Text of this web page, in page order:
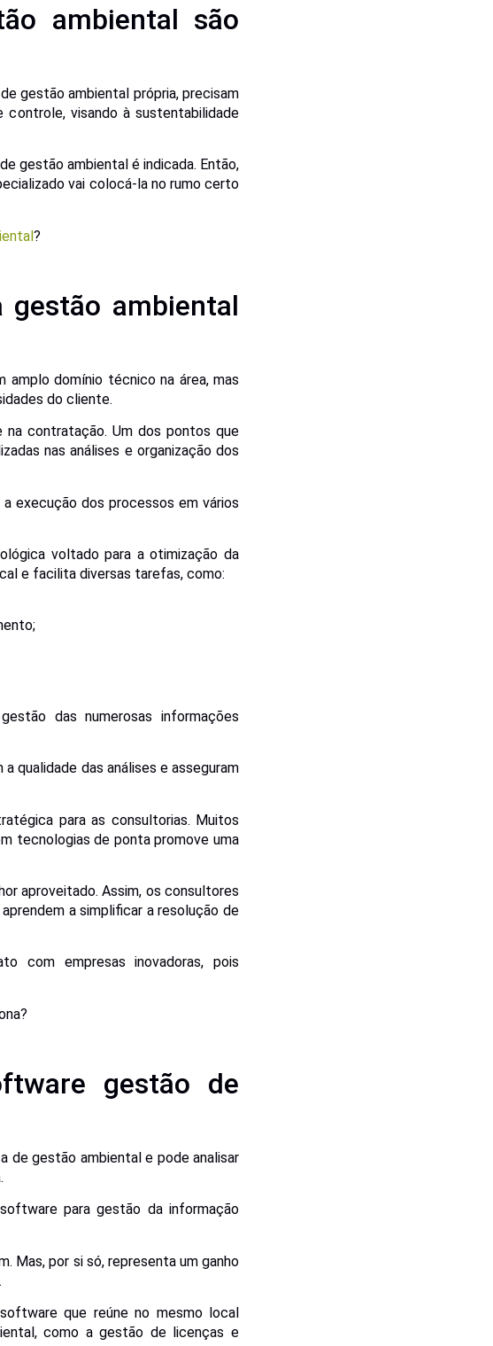
ambiental são
gestão ambiental própria, precisam
visando à sustentabilidade
gestão ambiental é indicada. Então,
vai colocá-la no rumo certo
?
gestão ambiental
amplo domínio técnico na área, mas
do cliente.
contratação. Um dos pontos que
nas análises e organização dos
execução dos processos em vários
voltado para a otimização da
e facilita diversas tarefas, como:
das numerosas informações
qualidade das análises e asseguram
para as consultorias. Muitos
tecnologias de ponta promove uma
aproveitado. Assim, os consultores
a simplificar a resolução de
com empresas inovadoras, pois
gestão de
de gestão ambiental e pode analisar
para gestão da informação
Mas, por si só, representa um ganho
que reúne no mesmo local
como a gestão de licenças e